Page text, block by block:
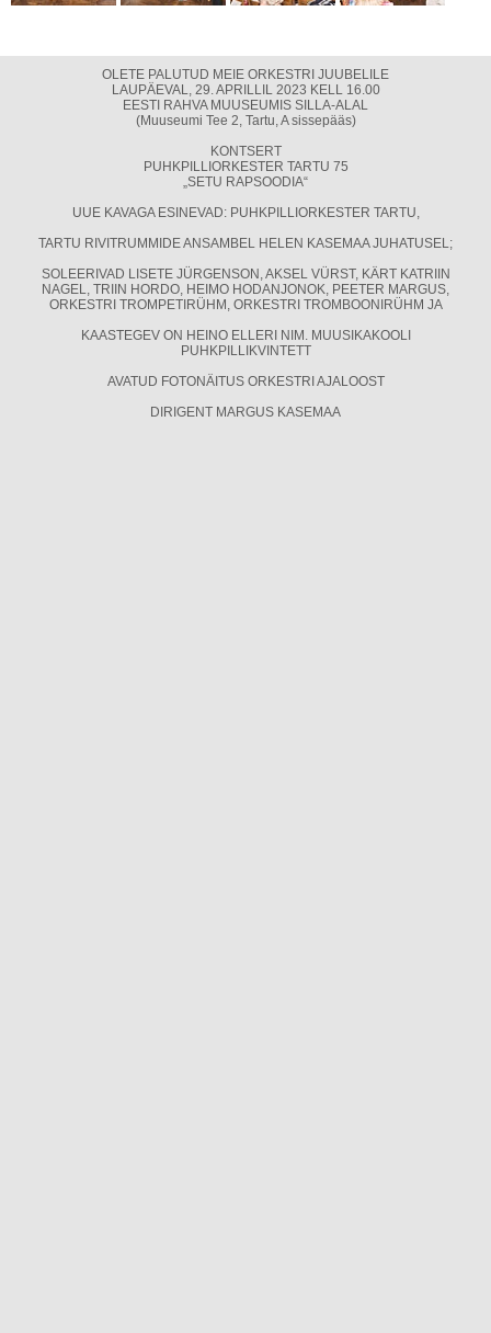
OLETE PALUTUD MEIE ORKESTRI JUUBELILE
LAUPÄEVAL, 29. APRILLIL 2023 KELL 16.00
EESTI RAHVA MUUSEUMIS SILLA-ALAL
(Muuseumi Tee 2, Tartu, A sissepääs)
KONTSERT
PUHKPILLIORKESTER TARTU 75
„SETU RAPSOODIA“
UUE KAVAGA ESINEVAD: PUHKPILLIORKESTER TARTU,
TARTU RIVITRUMMIDE ANSAMBEL HELEN KASEMAA JUHATUSEL;
SOLEERIVAD LISETE JÜRGENSON, AKSEL VÜRST, KÄRT KATRIIN
NAGEL, TRIIN HORDO, HEIMO HODANJONOK, PEETER MARGUS,
ORKESTRI TROMPETIRÜHM, ORKESTRI TROMBOONIRÜHM JA
KAASTEGEV ON HEINO ELLERI NIM. MUUSIKAKOOLI
PUHKPILLIKVINTETT
AVATUD FOTONÄITUS ORKESTRI AJALOOST
DIRIGENT MARGUS KASEMAA